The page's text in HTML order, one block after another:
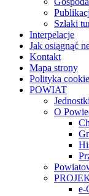
Szlaki
Interpelacje
Jak osiągnąć
Kontakt
Mapa strony
Polityka
POWIAT
O
e-